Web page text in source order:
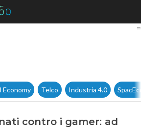
Hacker scatenati contro i
Economy Telco Industria 4.0
contro i gamer: ad